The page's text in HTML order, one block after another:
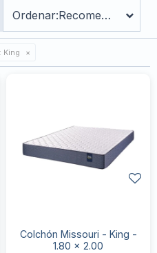
Recomendados
King
Colchón Missouri - King -
1.80 x 2.00